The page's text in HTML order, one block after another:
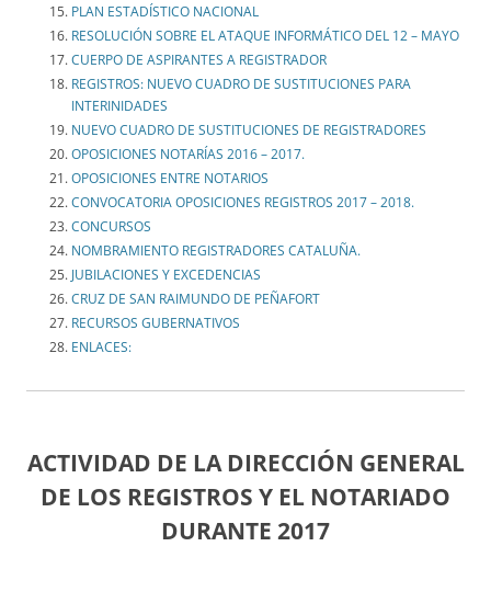
PLAN ESTADÍSTICO NACIONAL
RESOLUCIÓN SOBRE EL ATAQUE INFORMÁTICO DEL 12 – MAYO
CUERPO DE ASPIRANTES A REGISTRADOR
REGISTROS: NUEVO CUADRO DE SUSTITUCIONES PARA
INTERINIDADES
NUEVO CUADRO DE SUSTITUCIONES DE REGISTRADORES
OPOSICIONES NOTARÍAS 2016 – 2017.
OPOSICIONES ENTRE NOTARIOS
CONVOCATORIA OPOSICIONES REGISTROS 2017 – 2018.
CONCURSOS
NOMBRAMIENTO REGISTRADORES CATALUÑA.
JUBILACIONES Y EXCEDENCIAS
CRUZ DE SAN RAIMUNDO DE PEÑAFORT
RECURSOS GUBERNATIVOS
ENLACES:
ACTIVIDAD DE LA DIRECCIÓN GENERAL
DE LOS REGISTROS Y EL NOTARIADO
DURANTE 2017